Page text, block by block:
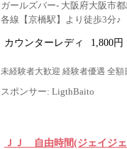
ガールズバー- 大阪府大阪市
各線【京橋駅】より徒歩3分♪
カウンターレディ 1,800円
未経験者大歓迎 経験者優遇 全
スポンサー: LigthBaito
ＪＪ 自由時間(ジェイジ